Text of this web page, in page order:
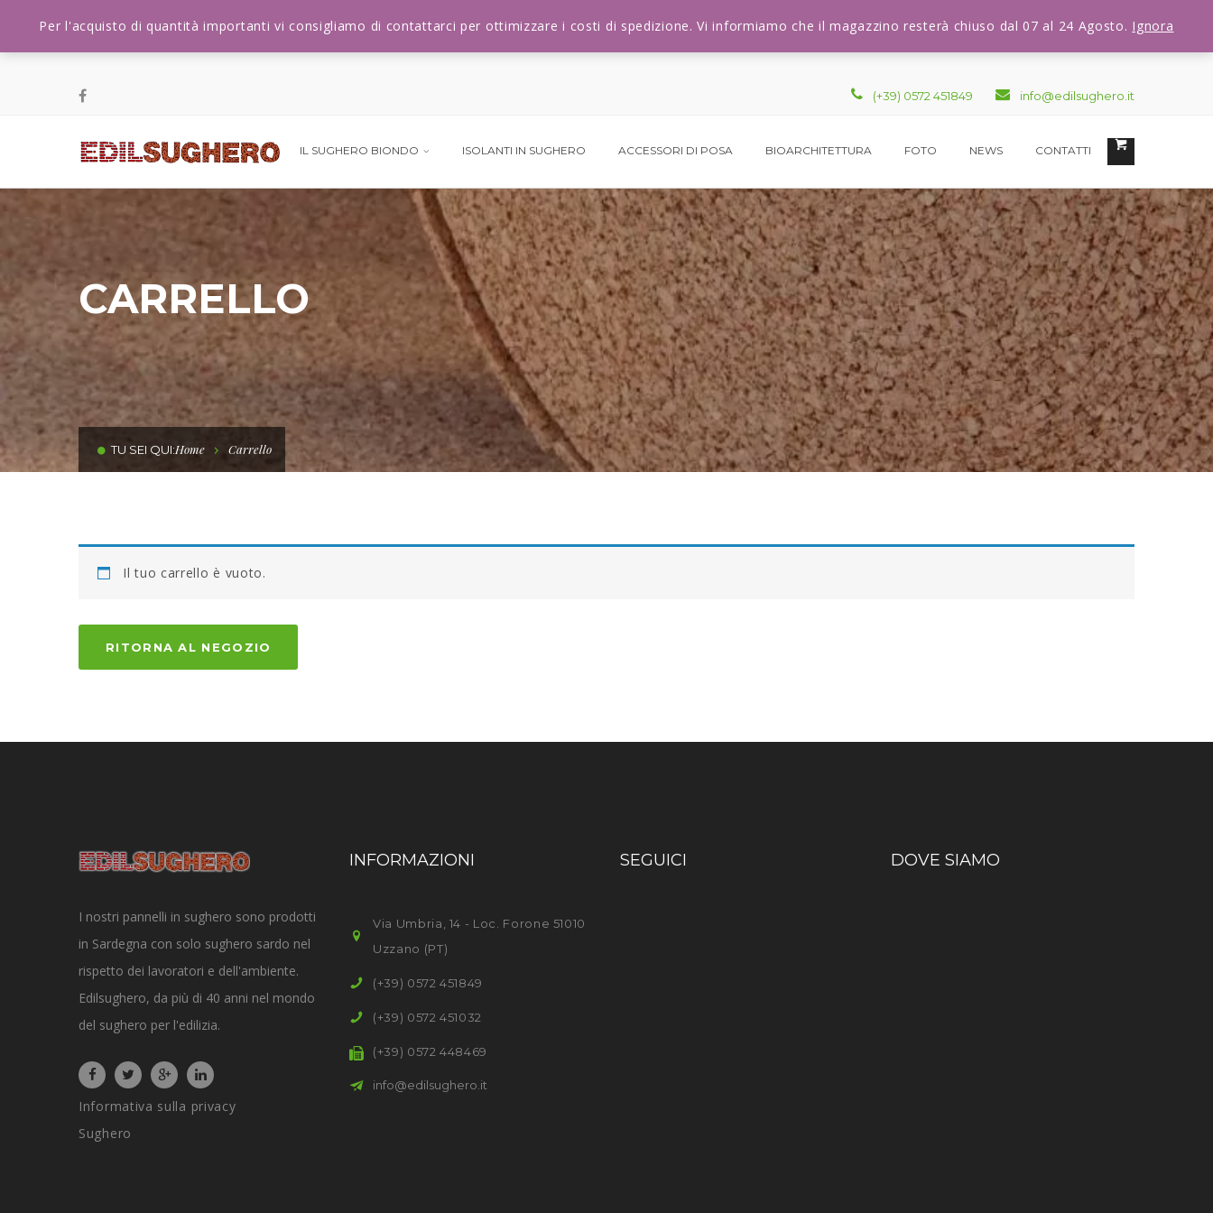
(+39) 0572 451849 info@edilsughero.it
IL SUGHERO BIONDO ISOLANTI IN SUGHERO ACCESSORI DI POSA BIOARCHITETTURA FOTO NEWS CONTATTI
CARRELLO
TU SEI QUI:Home Carrello
Il tuo carrello è vuoto.
RITORNA AL NEGOZIO
I nostri pannelli in sughero sono prodotti
in Sardegna con solo sughero sardo nel
rispetto dei lavoratori e dell'ambiente.
Edilsughero, da più di 40 anni nel mondo
del sughero per l'edilizia.
Informativa sulla privacy
Sughero
INFORMAZIONI
Via Umbria, 14 - Loc. Forone 51010
Uzzano (PT)
(+39) 0572 451849
(+39) 0572 451032
(+39) 0572 448469
info@edilsughero.it
SEGUICI DOVE SIAMO
Per l'acquisto di quantità importanti vi consigliamo di contattarci per ottimizzare i costi di spedizione. Vi informiamo che il magazzino resterà chiuso dal 07 al 24 Agosto. Ignora